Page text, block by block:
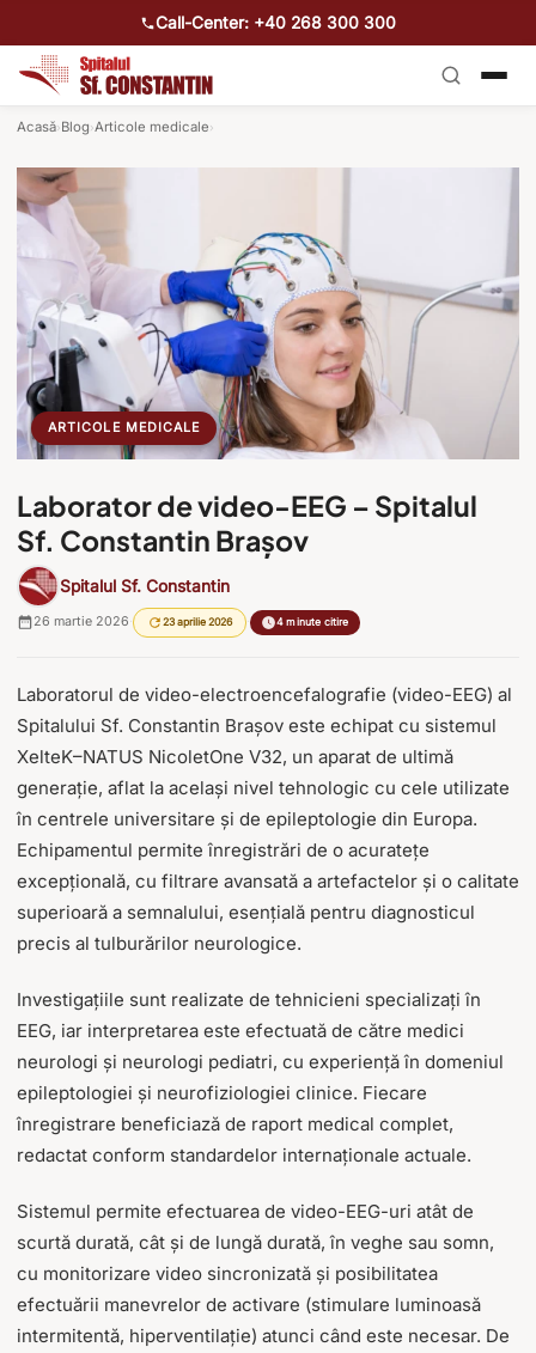
Call-Center: +40 268 300 300
Acasă›Blog›Articole medicale›
ARTICOLE MEDICALE
Laborator de video-EEG – Spitalul
Sf. Constantin Brașov
Spitalul Sf. Constantin
26 martie 2026· 23 aprilie 2026 · 4 minute citire
Laboratorul de video-electroencefalografie (video-EEG) al
Spitalului Sf. Constantin Brașov este echipat cu sistemul
XelteK–NATUS NicoletOne V32, un aparat de ultimă
generație, aflat la același nivel tehnologic cu cele utilizate
în centrele universitare și de epileptologie din Europa.
Echipamentul permite înregistrări de o acuratețe
excepțională, cu filtrare avansată a artefactelor și o calitate
superioară a semnalului, esențială pentru diagnosticul
precis al tulburărilor neurologice.
Investigațiile sunt realizate de tehnicieni specializați în
EEG, iar interpretarea este efectuată de către medici
neurologi și neurologi pediatri, cu experiență în domeniul
epileptologiei și neurofiziologiei clinice. Fiecare
înregistrare beneficiază de raport medical complet,
redactat conform standardelor internaționale actuale.
Sistemul permite efectuarea de video-EEG-uri atât de
scurtă durată, cât și de lungă durată, în veghe sau somn,
cu monitorizare video sincronizată și posibilitatea
efectuării manevrelor de activare (stimulare luminoasă
intermitentă, hiperventilație) atunci când este necesar. De